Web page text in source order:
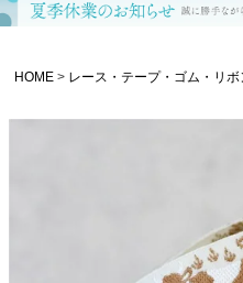
HOME レース・テープ・ゴム・リボ